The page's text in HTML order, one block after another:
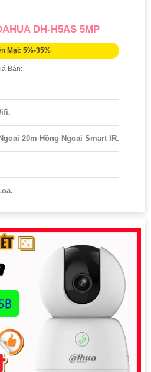
DH-H5AS 5MP
Mại: 5%-35%
Bán:
20m Hồng Ngoại Smart IR.